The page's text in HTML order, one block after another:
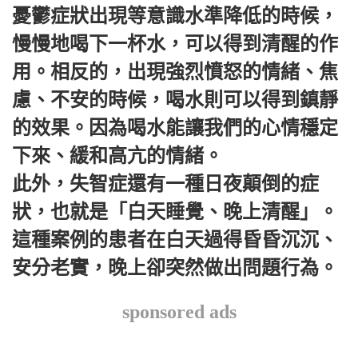
憂鬱症狀出現等意識水準降低的時候，
慢慢地喝下一杯水，可以得到清醒的作
用。相反的，出現強烈憤怒的情緒、焦
慮、不安的時候，喝水則可以得到鎮靜
的效果。因為喝水能讓我們的心情穩定
下來、緩和高亢的情緒。
此外，失智症還有一種日夜顛倒的症
狀，也就是「白天睡覺、晚上清醒」。
這種案例的患者在白天過得昏昏沉沉、
安分老實，晚上卻突然做出問題行為。
sponsored ads